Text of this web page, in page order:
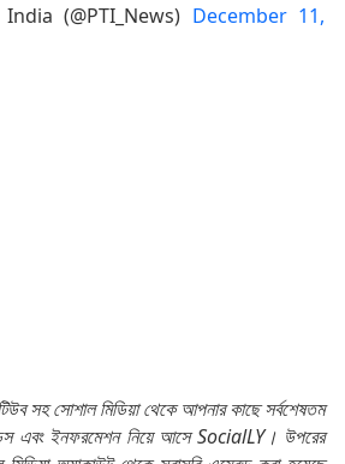
(@PTI_News) December 11,
সহ সোশাল মিডিয়া থেকে আপনার কাছে সর্বশেষতম
এবং ইনফরমেশন নিয়ে আসে SocialLY। উপরের